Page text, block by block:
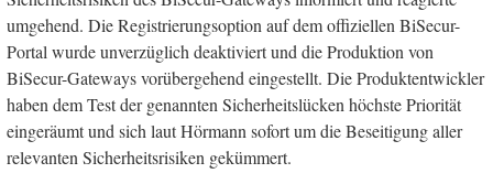
umgehend. Die Registrierungsoption auf dem offiziellen BiSecur-
Portal wurde unverzüglich deaktiviert und die Produktion von
BiSecur-Gateways vorübergehend eingestellt. Die Produktentwickler
haben dem Test der genannten Sicherheitslücken höchste Priorität
eingeräumt und sich laut Hörmann sofort um die Beseitigung aller
relevanten Sicherheitsrisiken gekümmert.